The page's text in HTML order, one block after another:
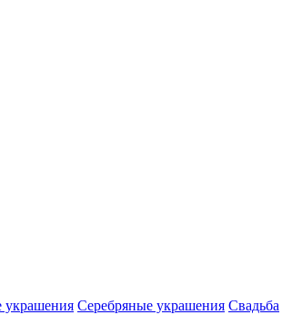
украшения Серебряные украшения Свадьба